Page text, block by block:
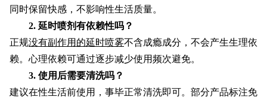
同时保留快感，不影响性生活质量。
2. 延时喷剂有依赖性吗？
正规没有副作用的延时喷雾不含成瘾成分，不会产生生理依
赖。心理依赖可通过逐步减少使用频次避免。
3. 使用后需要清洗吗？
建议在性生活前使用，事毕正常清洗即可。部分产品标注免